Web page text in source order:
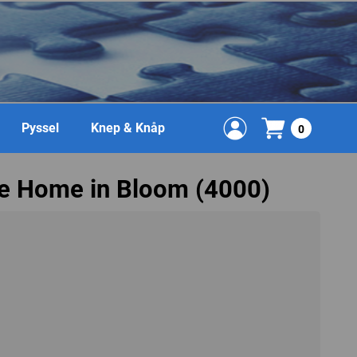
Pyssel Knep & Knåp 0
Home in Bloom (4000)